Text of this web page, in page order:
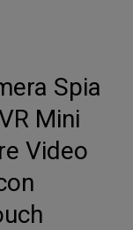
Spia
Mini
Video